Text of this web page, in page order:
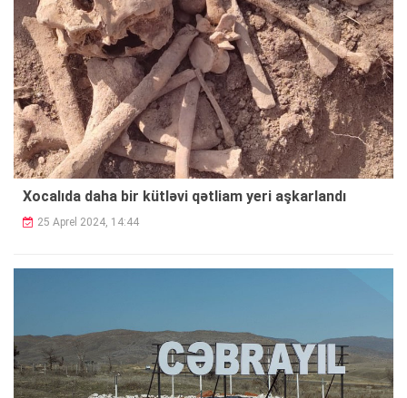
Xocalıda daha bir kütləvi qətliam yeri aşkarlandı
25 Aprel 2024, 14:44